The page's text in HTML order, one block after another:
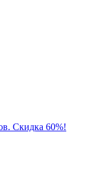
Скидка 60%!